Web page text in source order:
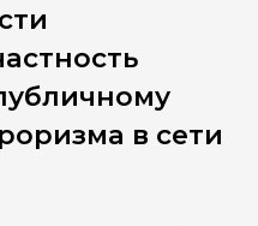
в сети